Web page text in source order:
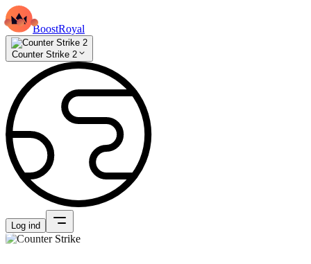
BoostRoyal
Counter Strike 2
Log ind